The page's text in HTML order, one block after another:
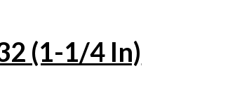
(1-1/4 In)